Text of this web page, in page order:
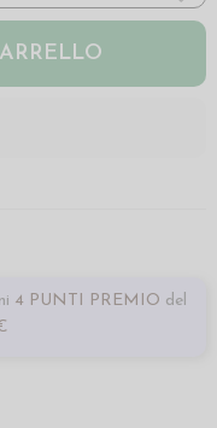
4 PUNTI PREMIO del